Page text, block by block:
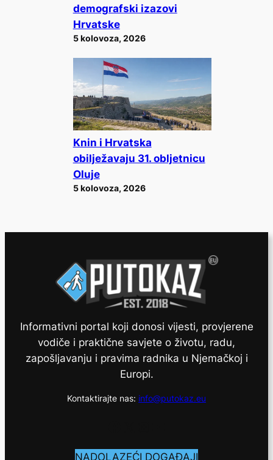
demografski izazovi
Hrvatske
5 kolovoza, 2026
Knin i Hrvatska
obilježavaju 31. obljetnicu
Oluje
5 kolovoza, 2026
Informativni portal koji donosi vijesti, provjerene
vodiče i praktične savjete o životu, radu,
zapošljavanju i pravima radnika u Njemačkoj i
Europi.
Kontaktirajte nas: info@putokaz.eu
NADOLAZEĆI DOGAĐAJI